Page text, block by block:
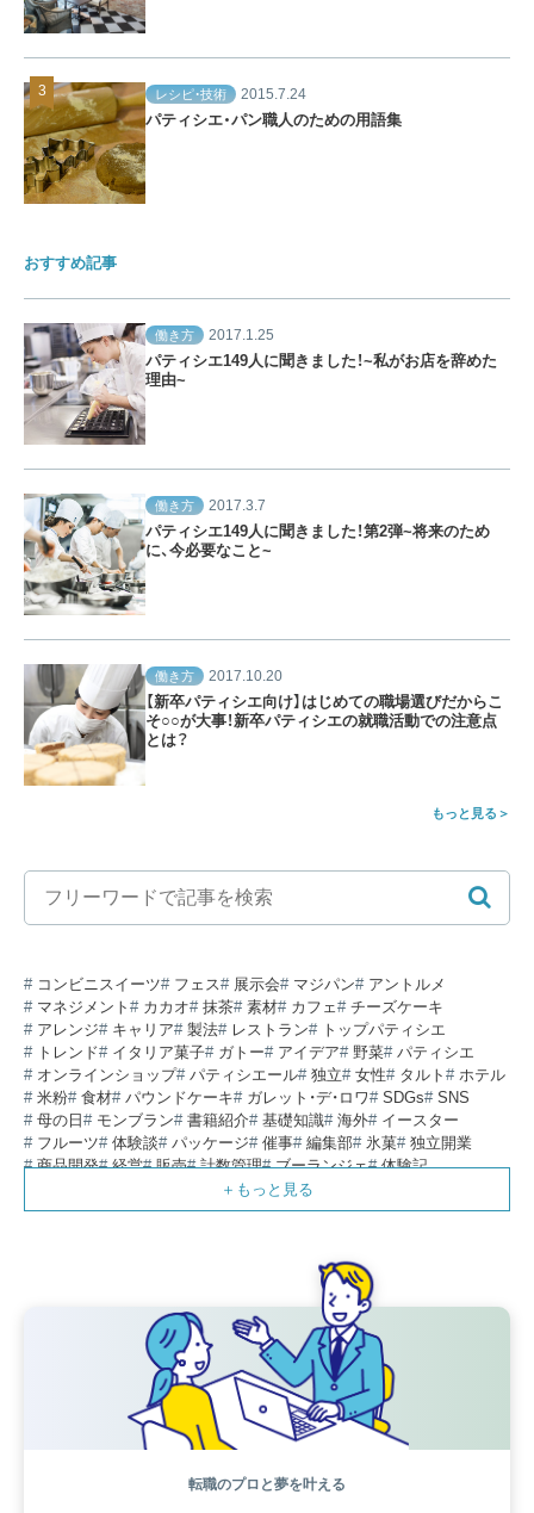
レシピ・技術 2015.7.24
パティシエ・パン職人のための用語集
おすすめ記事
働き方 2017.1.25
パティシエ149人に聞きました！~私がお店を辞めた
理由~
働き方 2017.3.7
パティシエ149人に聞きました！第2弾~将来のため
に、今必要なこと~
働き方 2017.10.20
【新卒パティシエ向け】はじめての職場選びだからこ
そ○○が大事！新卒パティシエの就職活動での注意点
とは？
もっと見る
コンビニスイーツ フェス 展示会 マジパン
アントルメ
マネジメント
カカオ 抹茶 素材 カフェ
チーズケーキ
アレンジ
キャリア 製法 レストラン
トップパティシエ
トレンド
イタリア菓子 ガトー アイデア 野菜
パティシエ
オンラインショップ
パティシエール 独立 女性 タルト
ホテル
米粉
食材 パウンドケーキ ガレット・デ・ロワ SDGs
SNS
母の日
モンブラン 書籍紹介 基礎知識 海外
イースター
フルーツ
体験談 パッケージ 催事 編集部 氷菓
独立開業
商品開発
経営 販売 計数管理 ブーランジェ
体験記
コラム パン スタッフ育成
スイーツ
IT 業界事情 講習会 潜入レポート
クリスマス
ベーカリー 工場
生菓子
アシェットデセール
フランス オーブン担当 チョコレート
転職のプロと夢を叶える